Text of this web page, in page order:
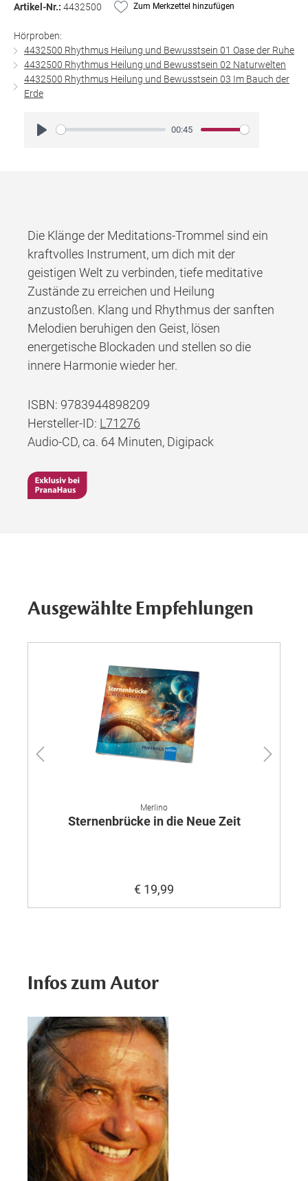
Artikel-Nr.: 4432500 Zum Merkzettel hinzufügen
Hörproben:
4432500 Rhythmus Heilung und Bewusstsein 01 Oase der Ruhe
4432500 Rhythmus Heilung und Bewusstsein 02 Naturwelten
4432500 Rhythmus Heilung und Bewusstsein 03 Im Bauch der
Erde
00:45
Die Klänge der Meditations-Trommel sind ein
kraftvolles Instrument, um dich mit der
geistigen Welt zu verbinden, tiefe meditative
Zustände zu erreichen und Heilung
anzustoßen. Klang und Rhythmus der sanften
Melodien beruhigen den Geist, lösen
energetische Blockaden und stellen so die
innere Harmonie wieder her.
ISBN: 9783944898209
Hersteller-ID: L71276
Audio-CD, ca. 64 Minuten, Digipack
Ausgewählte Empfehlungen
Merlino
Sternenbrücke in die Neue Zeit
€ 19,99
Infos zum Autor